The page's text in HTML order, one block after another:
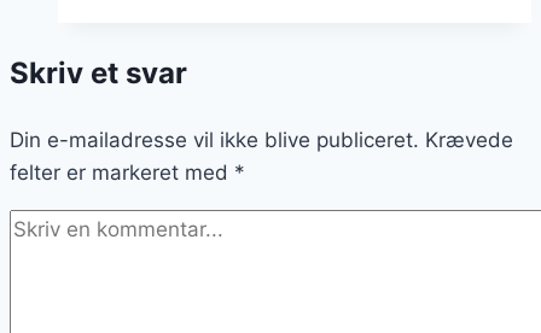
med
Skriv et svar
Din e-mailadresse vil ikke blive publiceret. Krævede
felter er markeret med *